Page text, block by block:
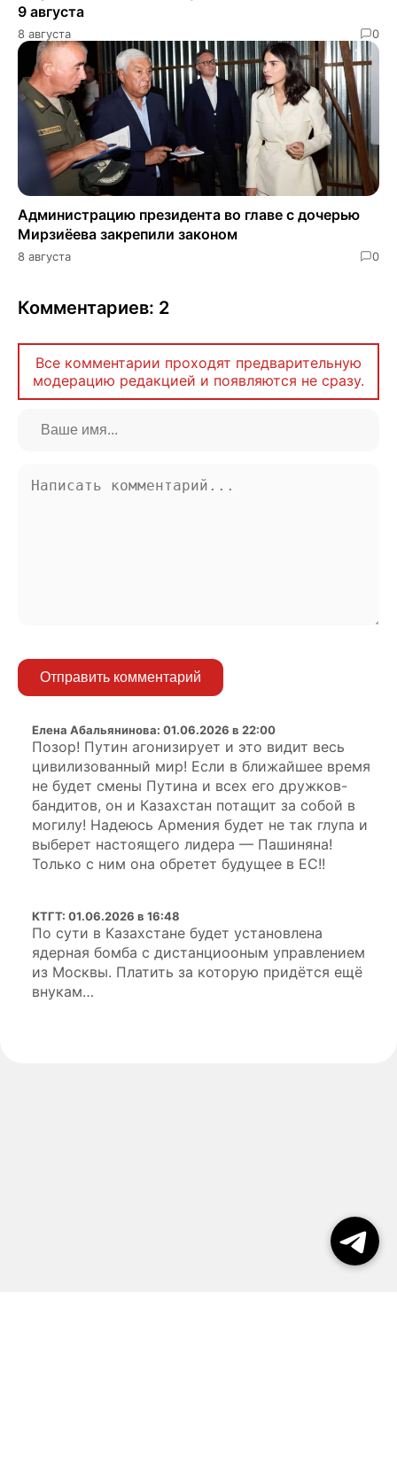
9 августа
8 августа 0
Администрацию президента во главе с дочерью
Мирзиёева закрепили законом
8 августа 0
Комментариев: 2
Все комментарии проходят предварительную
модерацию редакцией и появляются не сразу.
Отправить комментарий
Елена Абальянинова: 01.06.2026 в 22:00
Позор! Путин агонизирует и это видит весь
цивилизованный мир! Если в ближайшее время
не будет смены Путина и всех его дружков-
бандитов, он и Казахстан потащит за собой в
могилу! Надеюсь Армения будет не так глупа и
выберет настоящего лидера — Пашиняна!
Только с ним она обретет будущее в ЕС!!
КТГТ: 01.06.2026 в 16:48
По сути в Казахстане будет установлена
ядерная бомба с дистанциооным управлением
из Москвы. Платить за которую придётся ещё
внукам…